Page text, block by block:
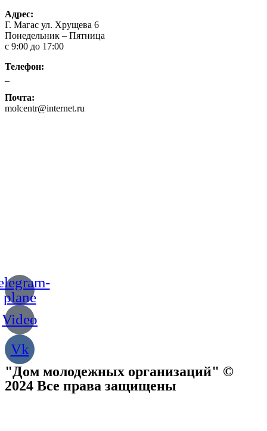
Адрес:
Г. Магас ул. Хрущева 6
Понедельник – Пятница
с 9:00 до 17:00
Телефон:
Почта:
molcentr@internet.ru
plane
Video
Vk
"Дом молодежных организаций" ©
2024 Все права защищены